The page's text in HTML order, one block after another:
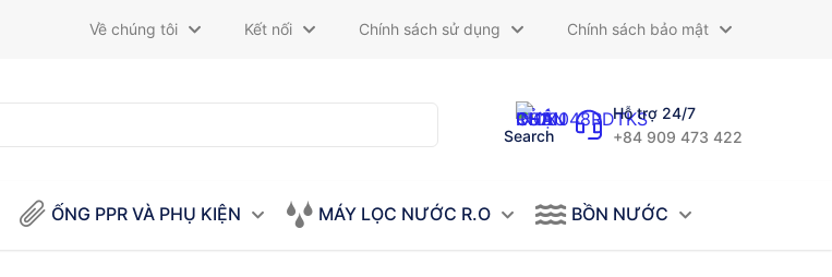
Về chúng tôi Kết nối Chính sách sử dụng Chính sách bảo mật
Search
Hỗ trợ 24/7
+84 909 473 422
ỐNG PPR VÀ PHỤ KIỆN MÁY LỌC NƯỚC R.O BỒN NƯỚC